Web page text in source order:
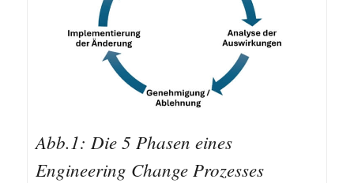
Abb.1: Die 5 Phasen eines
Engineering Change Prozesses